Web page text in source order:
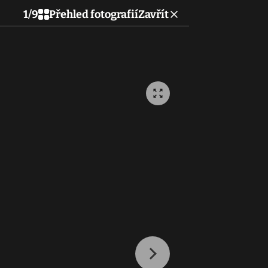
1/9 Přehled fotografiíZavřít